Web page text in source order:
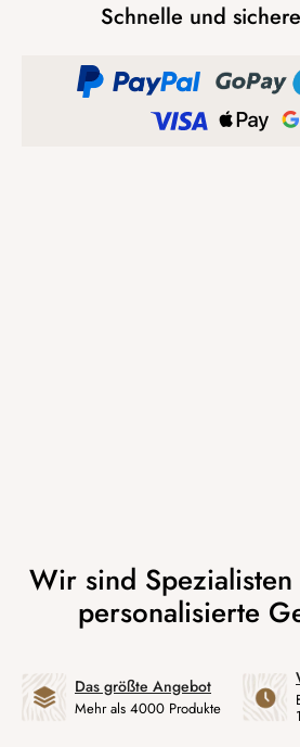
Schnelle und
Das größte Angebot
Mehr als 4000 Produkte